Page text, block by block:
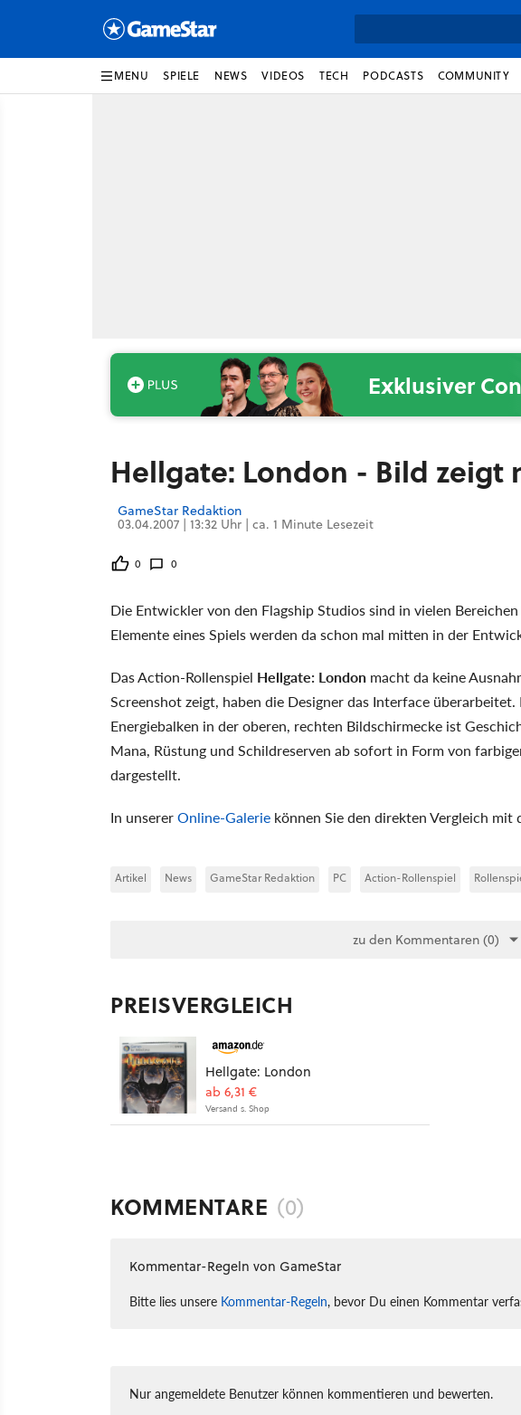
MENU SPIELE NEWS VIDEOS TECH PODCASTS COMMUNITY
Exklusiver
Hellgate: London - Bild zeigt
GameStar Redaktion
03.04.2007 | 13:32 Uhr | ca. 1 Minute Lesezeit
0 0
Die Entwickler von den Flagship Studios sind in vielen
Elemente eines Spiels werden da schon mal mitten in der
Das Action-Rollenspiel Hellgate: London macht da keine
Screenshot zeigt, haben die Designer das Interface
Energiebalken in der oberen, rechten Bildschirmecke ist
Mana, Rüstung und Schildreserven ab sofort in Form von
dargestellt.
In unsererOnline-Galerie können Sie den direkten Vergleich
Artikel News GameStar Redaktion PC Action-Rollenspiel
zu den Kommentaren (0)
PREISVERGLEICH
Hellgate: London
ab 6,31 €
Versand s. Shop
KOMMENTARE (0)
Kommentar-Regeln von GameStar
Bitte lies unsere Kommentar-Regeln, bevor Du einen Kommentar
Nur angemeldete Benutzer können kommentieren und bewerten.